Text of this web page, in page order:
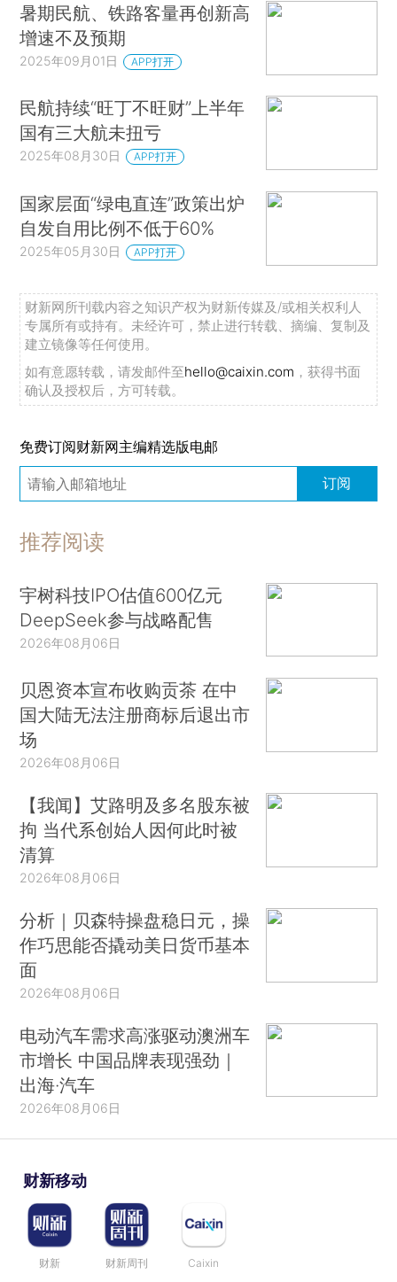
暑期民航、铁路客量再创新高
增速不及预期
2025年09月01日 APP打开
民航持续“旺丁不旺财”上半年
国有三大航未扭亏
2025年08月30日 APP打开
国家层面“绿电直连”政策出炉
自发自用比例不低于60%
2025年05月30日 APP打开
财新网所刊载内容之知识产权为财新传媒及/或相关权利人
专属所有或持有。未经许可，禁止进行转载、摘编、复制及
建立镜像等任何使用。
如有意愿转载，请发邮件至hello@caixin.com ，获得书面
确认及授权后，方可转载。
免费订阅财新网主编精选版电邮
订阅
推荐阅读
宇树科技IPO估值600亿元
DeepSeek参与战略配售
2026年08月06日
贝恩资本宣布收购贡茶 在中
国大陆无法注册商标后退出市
场
2026年08月06日
【我闻】艾路明及多名股东被
拘 当代系创始人因何此时被
清算
2026年08月06日
分析｜贝森特操盘稳日元，操
作巧思能否撬动美日货币基本
面
2026年08月06日
电动汽车需求高涨驱动澳洲车
市增长 中国品牌表现强劲｜
出海·汽车
2026年08月06日
财新移动
财新 财新周刊 Caixin